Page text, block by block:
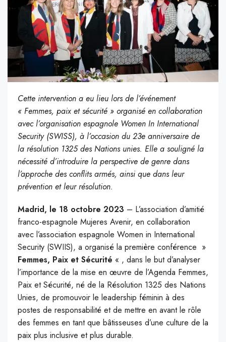
Cette intervention a eu lieu lors de l’événement
« Femmes, paix et sécurité » organisé en collaboration
avec l’organisation espagnole Women In International
Security (SWISS), à l’occasion du 23e anniversaire de
la résolution 1325 des Nations unies. Elle a souligné la
nécessité d’introduire la perspective de genre dans
l’approche des conflits armés, ainsi que dans leur
prévention et leur résolution.
Madrid, le 18 octobre 2023 – L’association d’amitié
franco-espagnole Mujeres Avenir, en collaboration
avec l’association espagnole Women in International
Security (SWIIS), a organisé la première conférence »
Femmes, Paix et Sécurité « , dans le but d’analyser
l’importance de la mise en œuvre de l’Agenda Femmes,
Paix et Sécurité, né de la Résolution 1325 des Nations
Unies, de promouvoir le leadership féminin à des
postes de responsabilité et de mettre en avant le rôle
des femmes en tant que bâtisseuses d’une culture de la
paix plus inclusive et plus durable.